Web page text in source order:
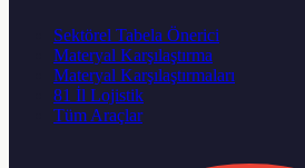
Sektörel Tabela Önerici
Materyal Karşılaştırma
Materyal Karşılaştırmaları
81 İl Lojistik
Tüm Araçlar